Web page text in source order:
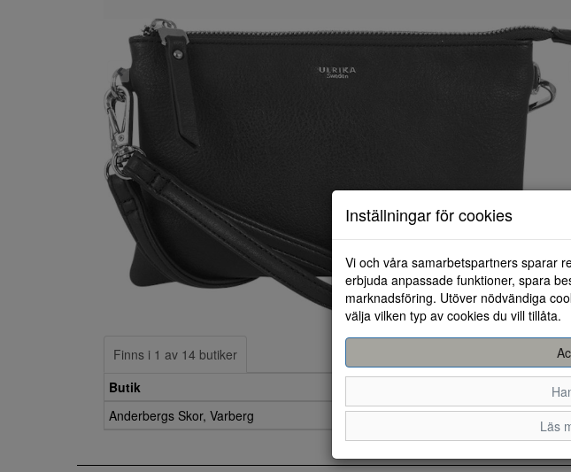
Finns i 1 av 14 butiker
Butik
Anderbergs Skor, Varberg
Inställningar för cookies
Vi och våra samarbetspartners sparar
erbjuda anpassade funktioner, spara
marknadsföring. Utöver nödvändiga
välja vilken typ av cookies du vill tillåta.
Läs